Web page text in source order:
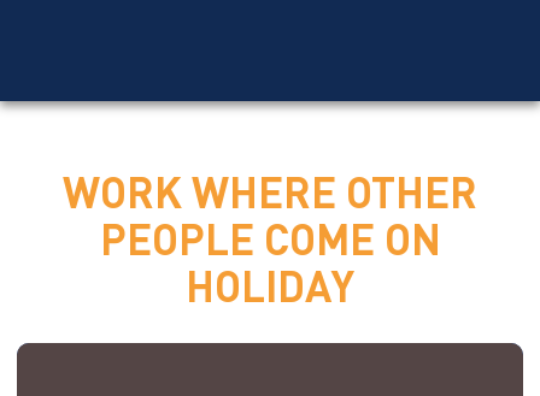
WORK WHERE OTHER
PEOPLE COME ON
HOLIDAY